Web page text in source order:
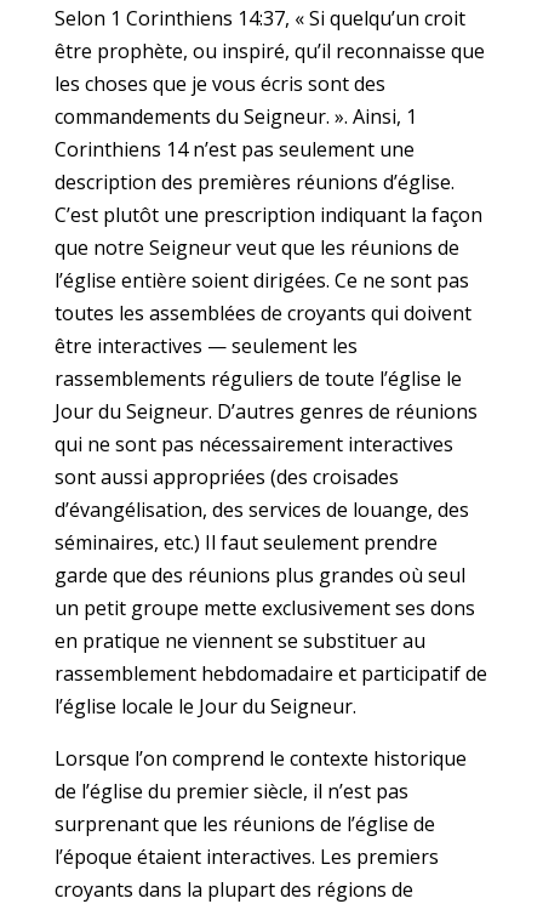
Selon 1 Corinthiens 14:37, « Si quelqu’un croit
être prophète, ou inspiré, qu’il reconnaisse que
les choses que je vous écris sont des
commandements du Seigneur. ». Ainsi, 1
Corinthiens 14 n’est pas seulement une
description des premières réunions d’église.
C’est plutôt une prescription indiquant la façon
que notre Seigneur veut que les réunions de
l’église entière soient dirigées. Ce ne sont pas
toutes les assemblées de croyants qui doivent
être interactives — seulement les
rassemblements réguliers de toute l’église le
Jour du Seigneur. D’autres genres de réunions
qui ne sont pas nécessairement interactives
sont aussi appropriées (des croisades
d’évangélisation, des services de louange, des
séminaires, etc.) Il faut seulement prendre
garde que des réunions plus grandes où seul
un petit groupe mette exclusivement ses dons
en pratique ne viennent se substituer au
rassemblement hebdomadaire et participatif de
l’église locale le Jour du Seigneur.
Lorsque l’on comprend le contexte historique
de l’église du premier siècle, il n’est pas
surprenant que les réunions de l’église de
l’époque étaient interactives. Les premiers
croyants dans la plupart des régions de